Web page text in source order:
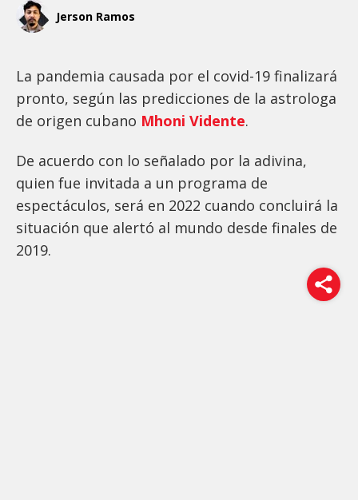
Jerson Ramos
La pandemia causada por el covid-19 finalizará
pronto, según las predicciones de la astrologa
de origen cubano Mhoni Vidente.
De acuerdo con lo señalado por la adivina,
quien fue invitada a un programa de
espectáculos, será en 2022 cuando concluirá la
situación que alertó al mundo desde finales de
2019.